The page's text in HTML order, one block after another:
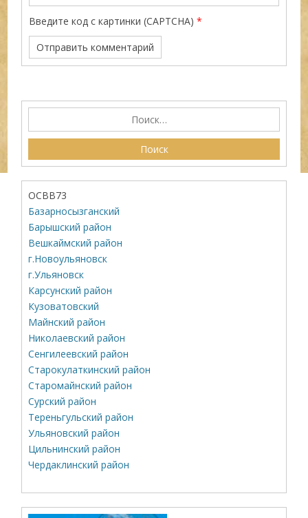
Введите код с картинки (CAPTCHA) *
ОСВВ73
Базарносызганский
Барышский район
Вешкаймский район
г.Новоульяновск
г.Ульяновск
Карсунский район
Кузоватовский
Майнский район
Николаевский район
Сенгилеевский район
Старокулаткинский район
Старомайнский район
Сурский район
Тереньгульский район
Ульяновский район
Цильнинский район
Чердаклинский район